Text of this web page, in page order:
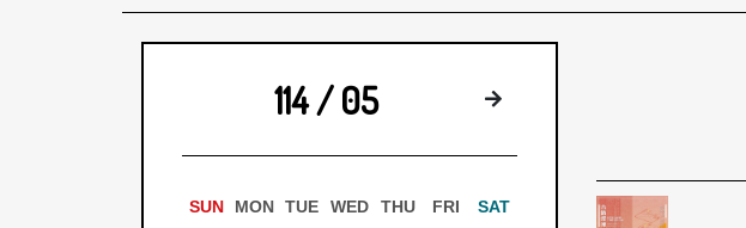
114 / 05 下個月
SUN MON TUE WED THU FRI SAT